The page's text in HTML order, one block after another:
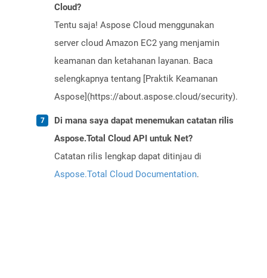
Cloud?
Tentu saja! Aspose Cloud menggunakan
server cloud Amazon EC2 yang menjamin
keamanan dan ketahanan layanan. Baca
selengkapnya tentang [Praktik Keamanan
Aspose](https://about.aspose.cloud/security).
Di mana saya dapat menemukan catatan rilis
Aspose.Total Cloud API untuk Net?
Catatan rilis lengkap dapat ditinjau di
Aspose.Total Cloud Documentation.